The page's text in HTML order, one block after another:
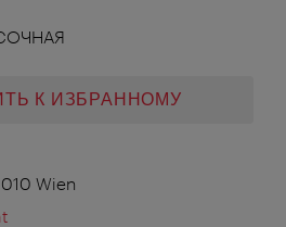
К ИЗБРАННОМУ
Wien